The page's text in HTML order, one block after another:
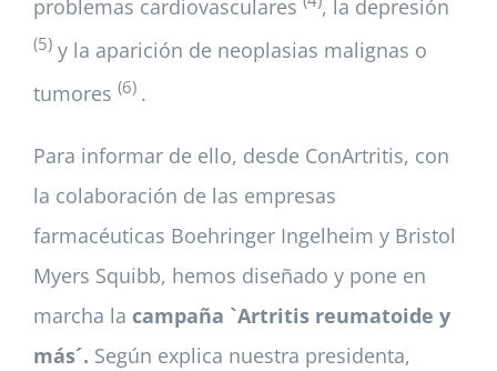
problemas cardiovasculares
, la depresión
(5) y la aparición de neoplasias malignas o
tumores (6) .
Para informar de ello, desde ConArtritis, con
la colaboración de las empresas
farmacéuticas Boehringer Ingelheim y Bristol
Myers Squibb, hemos diseñado y pone en
marcha la campaña `Artritis reumatoide y
más´. Según explica nuestra presidenta,